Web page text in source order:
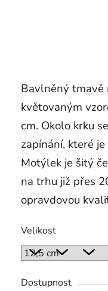
Bavlněný
květovaným
cm. Okolo krku
zapínání, které
Motýlek je šitý
na trhu již přes
opravdovou
Velikost
Dostupnost